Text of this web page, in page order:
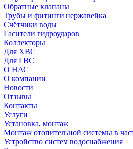
Обратные клапаны
Трубы и фитинги нержавейка
Счётчики воды
Гасители гидроударов
Коллекторы
Для ХВС
Для ГВС
О НАС
О компании
Новости
Отзывы
Контакты
Услуги
Установка, монтаж
Монтаж отопительной системы в
Устройство систем водоснабжения